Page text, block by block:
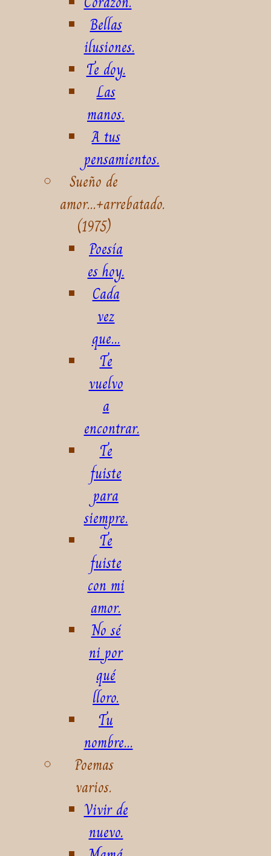
Bellas
ilusiones.
Te doy.
Las
manos.
A tus
pensamientos.
Sueño de
amor...+arrebatado.
(1975)
Poesía
es hoy.
Cada
vez
que...
Te
vuelvo
a
encontrar.
Te
fuiste
para
siempre.
Te
fuiste
con mi
amor.
No sé
ni por
qué
lloro.
Tu
nombre...
Poemas
varios.
Vivir de
nuevo.